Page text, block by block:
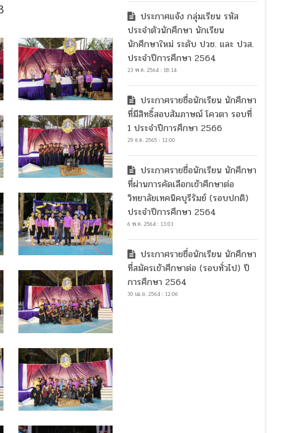
ประกาศแจ้ง กลุ่มเรียน รหัส
ประจำตัวนักศึกษา นักเรียน
นักศึกษาใหม่ ระดับ ปวช. และ ปวส.
ประจำปีการศึกษา 2564
23 พ.ค. 2564 : 18:14
ประกาศรายชื่อนักเรียน นักศึกษา
ที่มีสิทธิ์สอบสัมภาษณ์ โควตา รอบที่
1 ประจำปีการศึกษา 2566
29 ธ.ค. 2565 : 12:00
ประกาศรายชื่อนักเรียน นักศึกษา
ที่ผ่านการคัดเลือกเข้าศึกษาต่อ
วิทยาลัยเทคนิคบุรีรัมย์ (รอบปกติ)
ประจำปีการศึกษา 2564
6 พ.ค. 2564 : 13:01
ประกาศรายชื่อนักเรียน นักศึกษา
ที่สมัครเข้าศึกษาต่อ (รอบทั่วไป) ปี
การศึกษา 2564
30 เม.ย. 2564 : 12:06